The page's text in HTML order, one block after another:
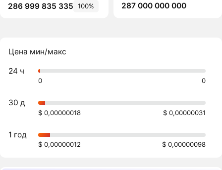
286 999 835 335
100%
287 000 000 000
Цена мин/макс
24 ч
0 0
30 д
$ 0,00000018 $ 0,00000031
1 год
$ 0,00000012 $ 0,00000098